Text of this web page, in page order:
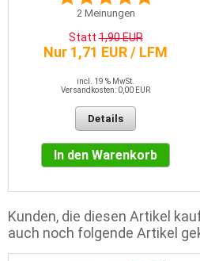
2Meinungen
Statt1,90 EUR
Nur 1,71 EUR / LFM
incl. 19 % MwSt.
Versandkosten: 0,00 EUR
Details
In den Warenkorb
Kunden, die diesen Artikel
auch noch folgende Artikel